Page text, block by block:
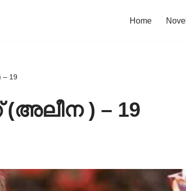
Home Novel
19
) – 19